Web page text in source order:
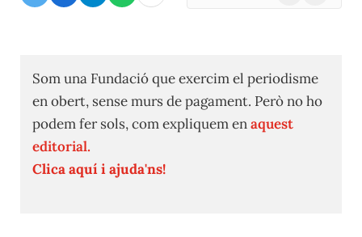
Som una Fundació que exercim el periodisme
en obert, sense murs de pagament. Però no ho
podem fer sols, com expliquem enaquest
editorial.
Clica aquí i ajuda'ns!